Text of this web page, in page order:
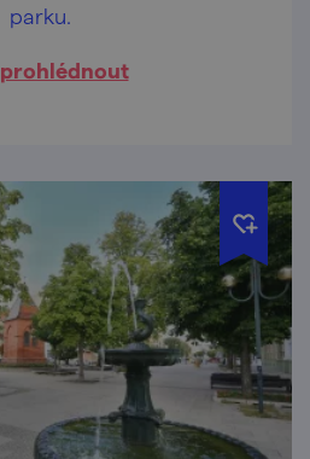
parku.
prohlédnout